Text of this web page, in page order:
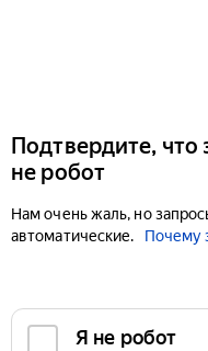
Подтвердите, что
не робот
Нам очень жаль, но
автоматические.
Почему